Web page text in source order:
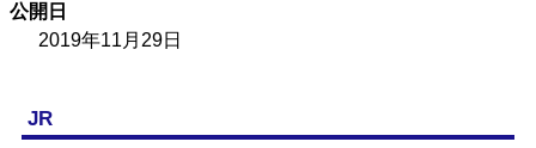
楽天市場 書泉
公開日
2019年11月29日
JR